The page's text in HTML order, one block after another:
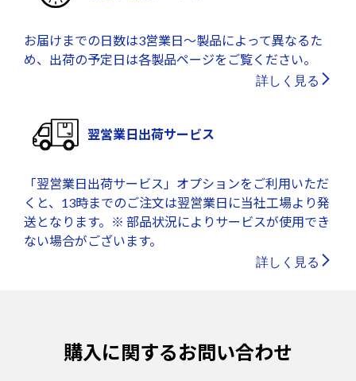
お届けまでの日数は3営業日～製品によって異なるた
め、出荷の予定日は各製品ページをご覧ください。
詳しく見る
翌営業日出荷サービス
「翌営業日出荷サービス」オプションをご利用いただ
くと、13時までのご注文は翌営業日に当社工場より発
送となります。※ 部品状況によりサービスが使用でき
ない場合がございます。
詳しく見る
購入に関するお問い合わせ